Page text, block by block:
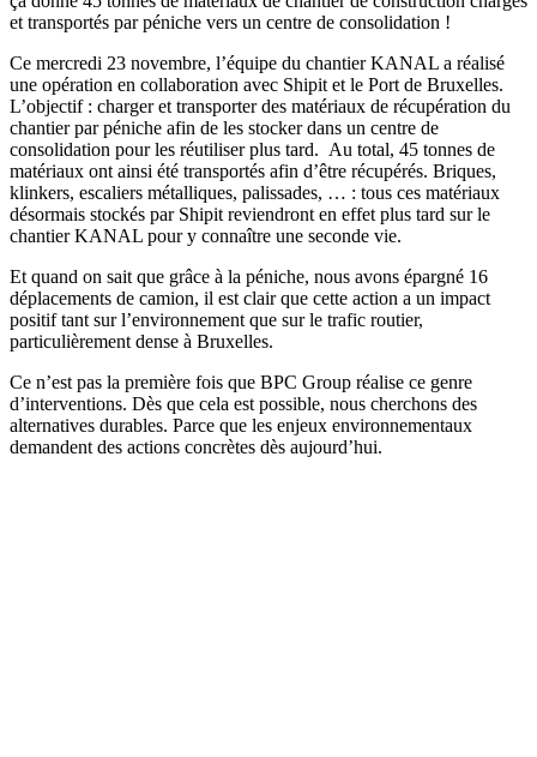
et transportés par péniche vers un centre de consolidation !
Ce mercredi 23 novembre, l’équipe du chantier KANAL a réalisé
une opération en collaboration avec Shipit et le Port de Bruxelles.
L’objectif : charger et transporter des matériaux de récupération du
chantier par péniche afin de les stocker dans un centre de
consolidation pour les réutiliser plus tard. Au total, 45 tonnes de
matériaux ont ainsi été transportés afin d’être récupérés. Briques,
klinkers, escaliers métalliques, palissades, … : tous ces matériaux
désormais stockés par Shipit reviendront en effet plus tard sur le
chantier KANAL pour y connaître une seconde vie.
Et quand on sait que grâce à la péniche, nous avons épargné 16
déplacements de camion, il est clair que cette action a un impact
positif tant sur l’environnement que sur le trafic routier,
particulièrement dense à Bruxelles.
Ce n’est pas la première fois que BPC Group réalise ce genre
d’interventions. Dès que cela est possible, nous cherchons des
alternatives durables. Parce que les enjeux environnementaux
demandent des actions concrètes dès aujourd’hui.